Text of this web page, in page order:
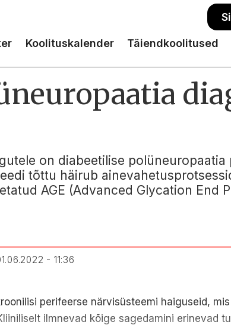
Koolituskalender Täiendkoolitused
on diabeetilise
tõttu häirub
AGE (Advanced Glycation End
01.06.2022 - 11:36
perifeerse närvisüsteemi haiguseid,
ilmnevad kõige sagedamini erinevad